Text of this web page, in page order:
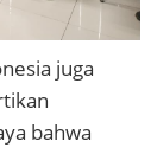
juga
bahwa